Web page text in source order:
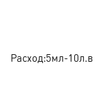
Расход:5мл-10л.в